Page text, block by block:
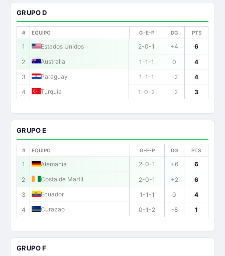
GRUPO D
# EQUIPO G-E-P DG PTS
1 Estados Unidos 2-0-1 +4 6
2 Australia 1-1-1 0
4
3
Paraguay 1-1-1 -2
4
4
Turquía 1-0-2 -2 3
GRUPO E
# EQUIPO G-E-P DG PTS
1 Alemania 2-0-1 +6 6
2 Costa de Marfil 2-0-1 +2
6
3
Ecuador 1-1-1 0
4
4
Curazao 0-1-2 -8 1
GRUPO F